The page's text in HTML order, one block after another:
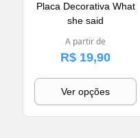
Placa Decorativa What
she said
A partir de
R$ 19,90
Ver opções